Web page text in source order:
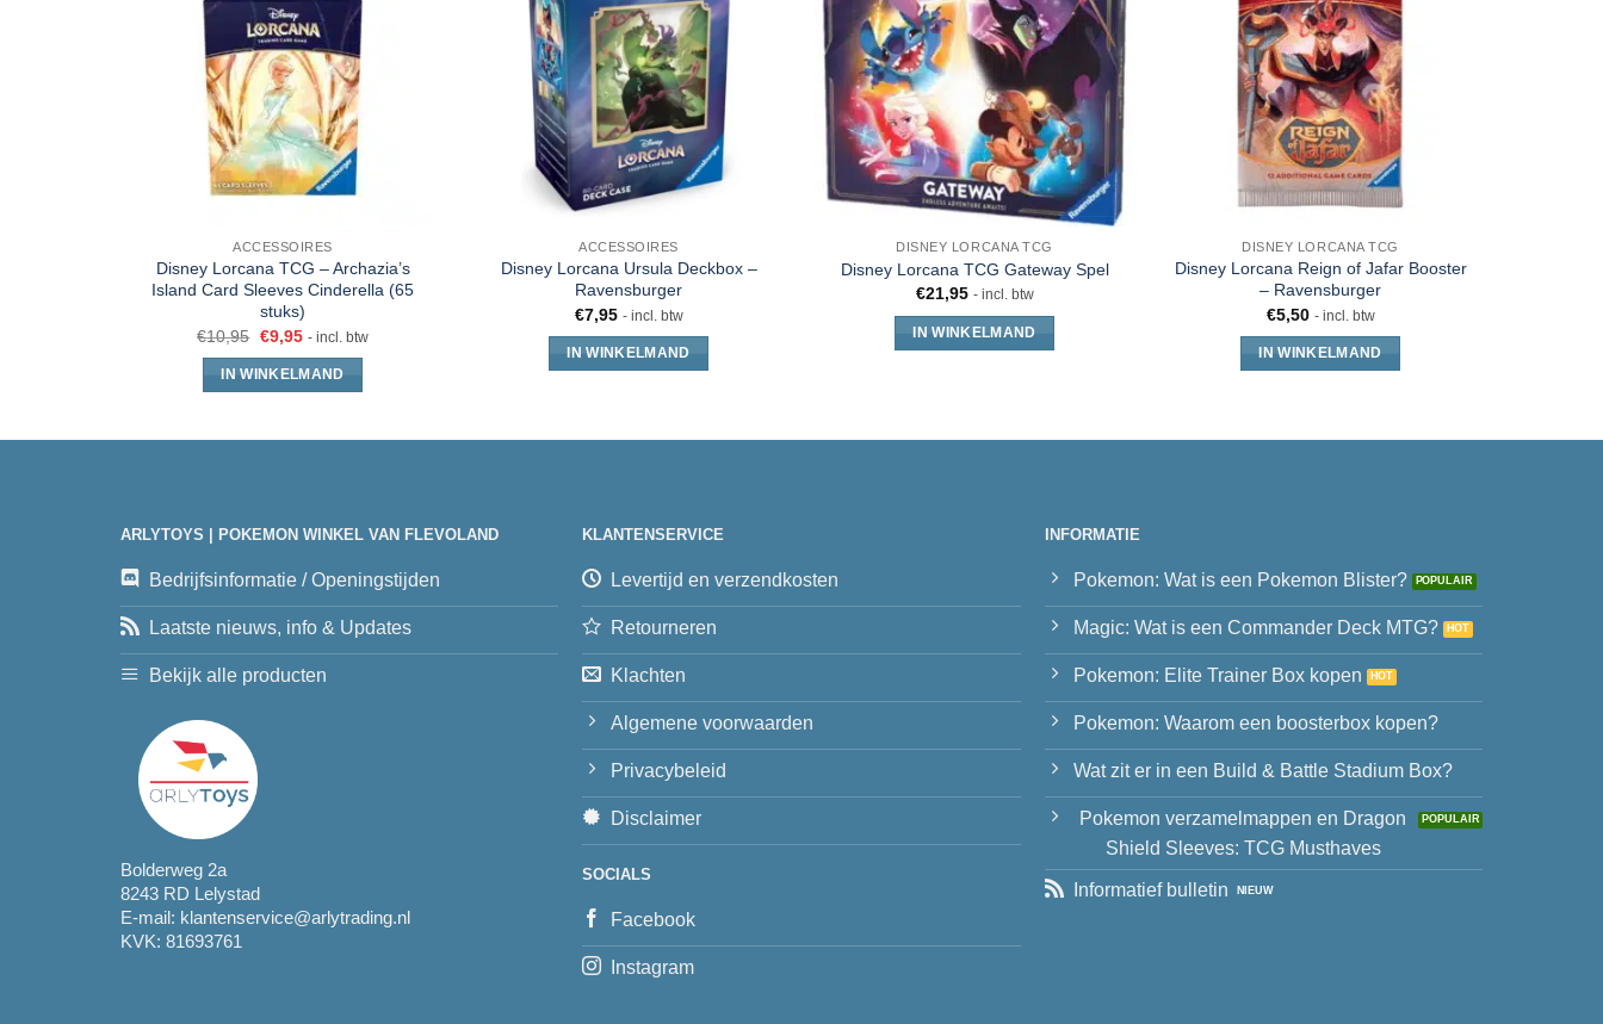
ACCESSOIRES
Disney Lorcana TCG – Archazia’s
Island Card Sleeves Cinderella (65
stuks)
€10,95 €9,95 - incl. btw
IN WINKELMAND
ACCESSOIRES
Disney Lorcana Ursula Deckbox –
Ravensburger
€7,95 - incl. btw
IN WINKELMAND
DISNEY LORCANA TCG
Disney Lorcana TCG Gateway Spel
€21,95 - incl. btw
IN WINKELMAND
DISNEY LORCANA TCG
Disney Lorcana Reign of Jafar Booster
– Ravensburger
€5,50 - incl. btw
IN WINKELMAND
ARLYTOYS | POKEMON WINKEL VAN FLEVOLAND
Bedrijfsinformatie / Openingstijden
Laatste nieuws, info & Updates
Bekijk alle producten
Bolderweg 2a
8243 RD Lelystad
E-mail: klantenservice@arlytrading.nl
KVK: 81693761
KLANTENSERVICE
Levertijd en verzendkosten
Retourneren
Klachten
Algemene voorwaarden
Privacybeleid
Disclaimer
SOCIALS
Facebook
Instagram
INFORMATIE
Pokemon: Wat is een Pokemon Blister?
Magic: Wat is een Commander Deck MTG?
Pokemon: Elite Trainer Box kopen
Pokemon: Waarom een boosterbox kopen?
Wat zit er in een Build & Battle Stadium Box?
Pokemon verzamelmappen en Dragon
Shield Sleeves: TCG Musthaves
Informatief bulletin